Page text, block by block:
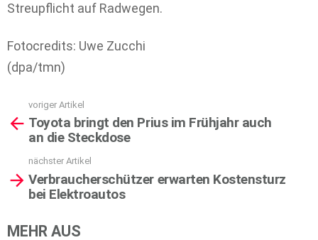
Streupflicht auf Radwegen.
Fotocredits: Uwe Zucchi
(dpa/tmn)
more
voriger Artikel
Toyota bringt den Prius im Frühjahr auch
an die Steckdose
nächster Artikel
Verbraucherschützer erwarten Kostensturz
bei Elektroautos
MEHR AUS